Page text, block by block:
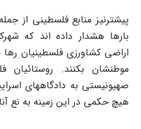
پیشترنیز منابع فلسطینی از
بارها هشدار داده اند که
اراضی کشاورزی فلسطینیان رها
موطنشان بکنند. روستائیان
صهیونیستی به دادگاههای
هیچ حکمی در این زمینه به نع